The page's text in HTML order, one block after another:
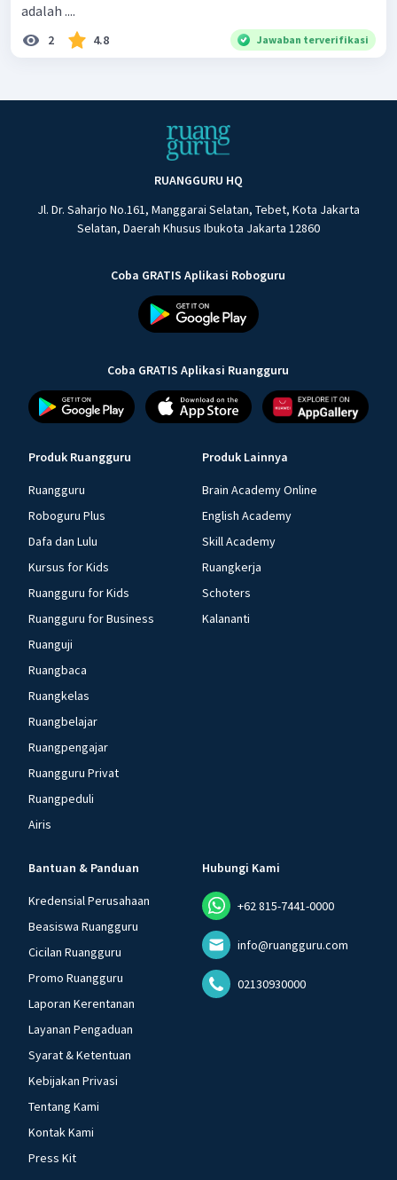
adalah ....
2 4.8 Jawaban terverifikasi
RUANGGURU HQ
Jl. Dr. Saharjo No.161, Manggarai Selatan, Tebet, Kota Jakarta
Selatan, Daerah Khusus Ibukota Jakarta 12860
Coba GRATIS Aplikasi Roboguru
Coba GRATIS Aplikasi Ruangguru
Produk Ruangguru
Ruangguru
Roboguru Plus
Dafa dan Lulu
Kursus for Kids
Ruangguru for Kids
Ruangguru for Business
Ruanguji
Ruangbaca
Ruangkelas
Ruangbelajar
Ruangpengajar
Ruangguru Privat
Ruangpeduli
Airis
Produk Lainnya
Brain Academy Online
English Academy
Skill Academy
Ruangkerja
Schoters
Kalananti
Bantuan & Panduan
Kredensial Perusahaan
Beasiswa Ruangguru
Cicilan Ruangguru
Promo Ruangguru
Laporan Kerentanan
Layanan Pengaduan
Syarat & Ketentuan
Kebijakan Privasi
Tentang Kami
Kontak Kami
Press Kit
Hubungi Kami
+62 815-7441-0000
info@ruangguru.com
02130930000